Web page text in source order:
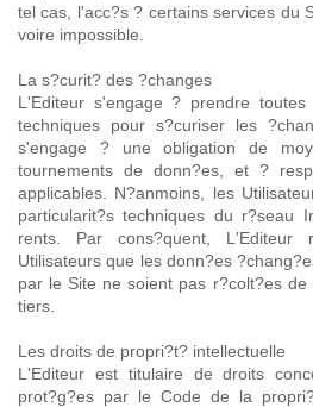
tel cas, l'acc?s ? certains services du
voire impossible.
La s?curit? des ?changes
L'Editeur s'engage ? prendre
techniques pour s?curiser les
s'engage ? une obligation de
tournements de donn?es, et ?
applicables. N?anmoins, les
particularit?s techniques du r?seau
rents. Par cons?quent,
Utilisateurs que les donn?es
par le Site ne soient pas r?colt?es
tiers.
Les droits de propri?t? intellectuelle
L'Editeur est titulaire de droits
prot?g?es par le Code de la